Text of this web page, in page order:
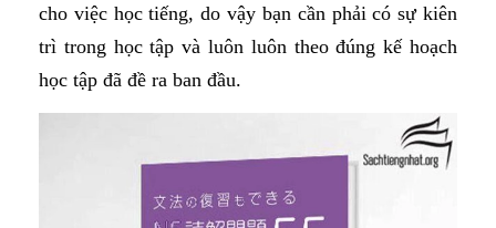
cho việc học tiếng, do vậy bạn cần phải có sự kiên
trì trong học tập và luôn luôn theo đúng kế hoạch
học tập đã đề ra ban đầu.